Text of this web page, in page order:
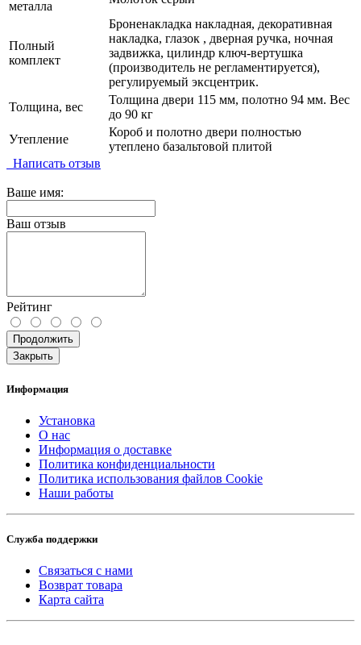
металла
Полный
комплект
Броненакладка накладная, декоративная
накладка, глазок , дверная ручка, ночная
задвижка, цилиндр ключ-вертушка
(производитель не регламентируется),
регулируемый эксцентрик.
Толщина, вес
Толщина двери 115 мм, полотно 94 мм. Вес
до 90 кг
Утепление
Короб и полотно двери полностью
утеплено базальтовой плитой
Написать отзыв
Ваше имя:
Ваш отзыв
Рейтинг
Продолжить
Закрыть
Информация
Установка
О нас
Информация о доставке
Политика конфиденциальности
Политика использования файлов Cookie
Наши работы
Служба поддержки
Связаться с нами
Возврат товара
Карта сайта